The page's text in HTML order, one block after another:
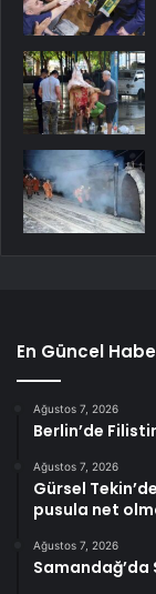
En Güncel
Ağustos 7, 2026
Berlin’de
Ağustos 7, 2026
Gürsel
pusula net
Ağustos 7, 2026
Samandağ’da